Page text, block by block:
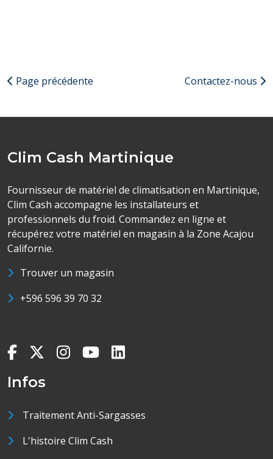
Page précédente Contactez-nous
Clim Cash Martinique
Fournisseur de matériel de climatisation en Martinique,
Clim Cash accompagne les installateurs et
professionnels du froid. Commandez en ligne et
récupérez votre matériel en magasin à la Zone Acajou
Californie.
Trouver un magasin
+596 596 39 70 32
Infos
Traitement Anti-Sargasses
L'histoire Clim Cash